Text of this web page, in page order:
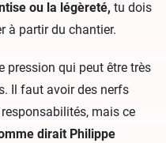
ou la légèreté, tu dois
à partir du chantier.
pression qui peut être très
Il faut avoir des nerfs
mais ce
dirait Philippe